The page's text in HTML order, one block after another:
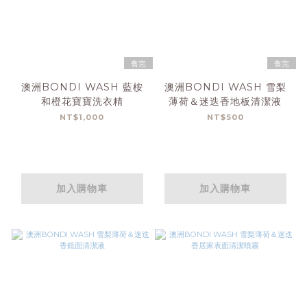
售完
澳洲BONDI WASH 藍桉
和橙花寶寶洗衣精
NT$1,000
加入購物車
售完
澳洲BONDI WASH 雪梨
薄荷＆迷迭香地板清潔液
NT$500
加入購物車